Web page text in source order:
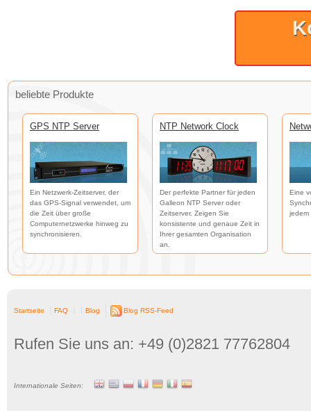
beliebte Produkte
GPS NTP Server
Ein Netzwerk-Zeitserver, der
das GPS-Signal verwendet, um
die Zeit über große
Computernetzwerke hinweg zu
synchronisieren.
NTP Network Clock
Der perfekte Partner für jeden
Galleon NTP Server oder
Zeitserver. Zeigen Sie
konsistente und genaue Zeit in
Ihrer gesamten Organisation
an.
Eine
jedem
Startseite FAQ Blog Blog RSS-Feed
Rufen Sie uns an: +49 (0)2821 77762804
Internationale Seiten: